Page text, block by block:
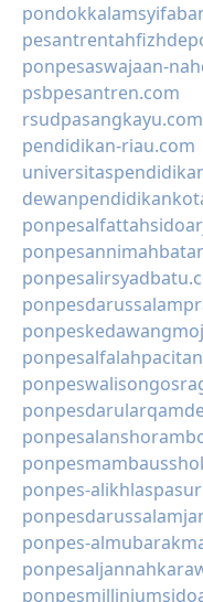
ponpesaswajaan-
psbpesantren.com
rsudpasangkayu.com
pendidikan-riau.com
ponpes-
ponpes-